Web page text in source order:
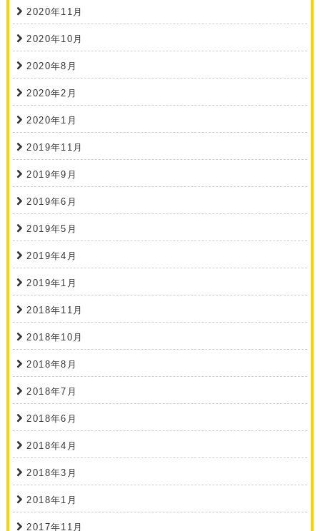
2020年11月
2020年10月
2020年8月
2020年2月
2020年1月
2019年11月
2019年9月
2019年6月
2019年5月
2019年4月
2019年1月
2018年11月
2018年10月
2018年8月
2018年7月
2018年6月
2018年4月
2018年3月
2018年1月
2017年11月